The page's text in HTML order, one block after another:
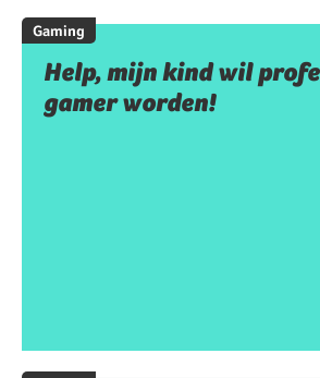
Gaming
Help, mijn kind wil
gamer worden!